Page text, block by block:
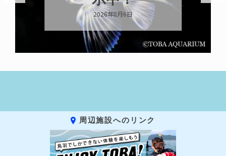
2026年8月6日
周辺施設へのリンク